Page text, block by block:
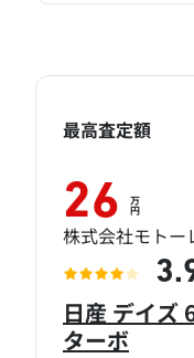
日産 デイズ
ターボ
最高査定額
26 万
円
株式会社モトー